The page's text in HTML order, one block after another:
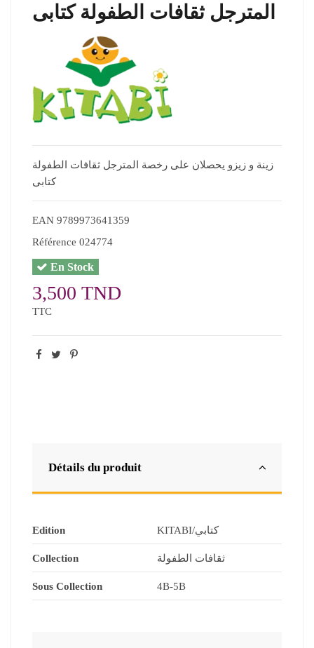
المترجل ثقافات الطفولة كتابى
زينة و زيزو يحصلان على رخصة المترجل ثقافات الطفولة
كتابى
EAN 9789973641359
Référence 024774
En Stock
3,500 TND
TTC
Détails du produit
Edition KITABI/كتابي
Collection ثقافات الطفولة
Sous Collection 4B-5B